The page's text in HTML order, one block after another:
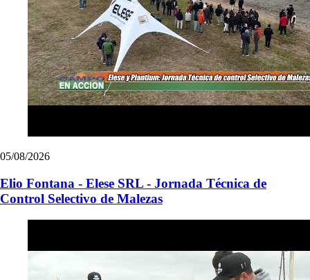
05/08/2026
Elio Fontana - Elese SRL - Jornada Técnica de
Control Selectivo de Malezas